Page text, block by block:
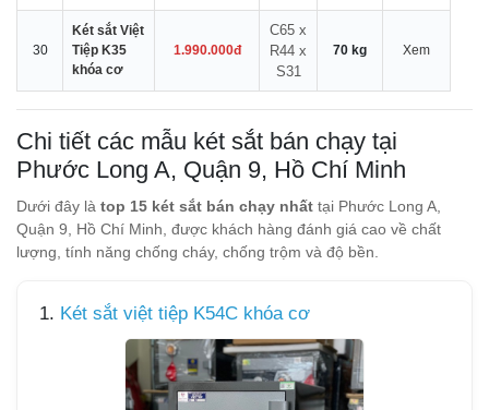
30
Két sắt Việt
Tiệp K35
khóa cơ
1.990.000đ
C65 x
R44 x
S31
70 kg Xem
Chi tiết các mẫu két sắt bán chạy tại
Phước Long A, Quận 9, Hồ Chí Minh
Dưới đây là top 15 két sắt bán chạy nhất tại Phước Long A,
Quận 9, Hồ Chí Minh, được khách hàng đánh giá cao về chất
lượng, tính năng chống cháy, chống trộm và độ bền.
1. Két sắt việt tiệp K54C khóa cơ